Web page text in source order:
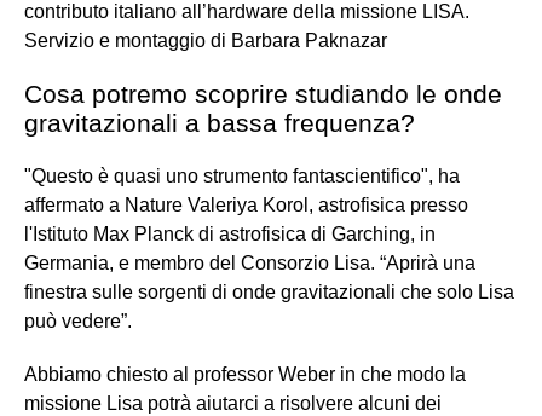
contributo italiano all’hardware della missione LISA.
Servizio e montaggio di Barbara Paknazar
Cosa potremo scoprire studiando le onde
gravitazionali a bassa frequenza?
"Questo è quasi uno strumento fantascientifico", ha
affermato a Nature Valeriya Korol, astrofisica presso
l'Istituto Max Planck di astrofisica di Garching, in
Germania, e membro del Consorzio Lisa. “Aprirà una
finestra sulle sorgenti di onde gravitazionali che solo Lisa
può vedere”.
Abbiamo chiesto al professor Weber in che modo la
missione Lisa potrà aiutarci a risolvere alcuni dei